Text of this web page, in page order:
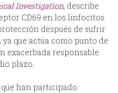
Investigation, describe
CD69 en los linfocitos
después de sufrir
que actúa como punto de
exacerbada responsable
plazo.
han participado